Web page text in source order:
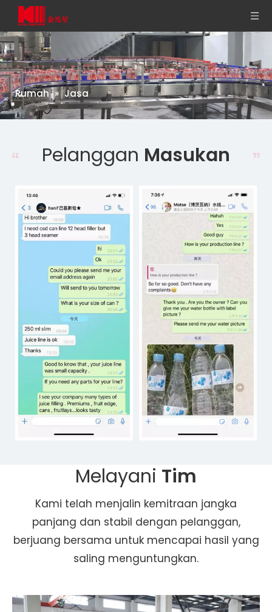
Rumah » Jasa
Pelanggan Masukan
Melayani Tim
Kami telah menjalin kemitraan jangka
panjang dan stabil dengan pelanggan,
berjuang bersama untuk mencapai hasil yang
saling menguntungkan.